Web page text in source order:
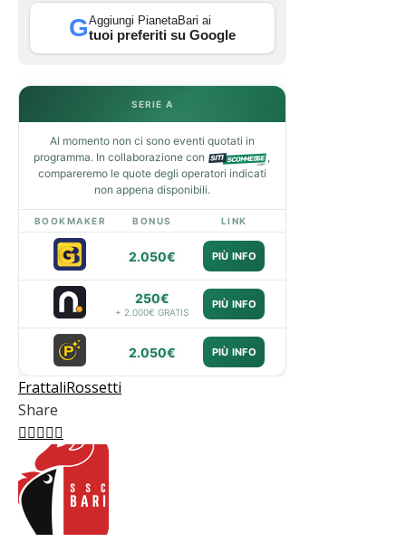
GAggiungi PianetaBari ai
tuoi preferiti su Google
SERIE A
Al momento non ci sono eventi quotati in
programma. In collaborazione con
,
compareremo le quote degli operatori indicati
non appena disponibili.
BOOKMAKER BONUS LINK
2.050€ PIÙ INFO
250€
+ 2.000€ GRATIS
PIÙ INFO
2.050€ PIÙ INFO
FrattaliRossetti
Share
Facebook
Twitter
LinkedIn
Pinterest
Stumbleupon